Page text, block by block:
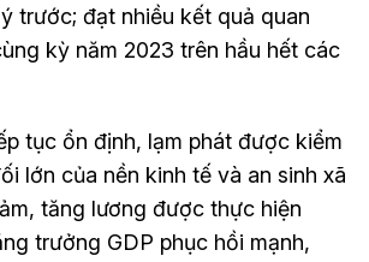
trước; đạt nhiều kết quả quan
kỳ năm 2023 trên hầu hết các
tục ổn định, lạm phát được kiểm
lớn của nền kinh tế và an sinh xã
tăng lương được thực hiện
trưởng GDP phục hồi mạnh,